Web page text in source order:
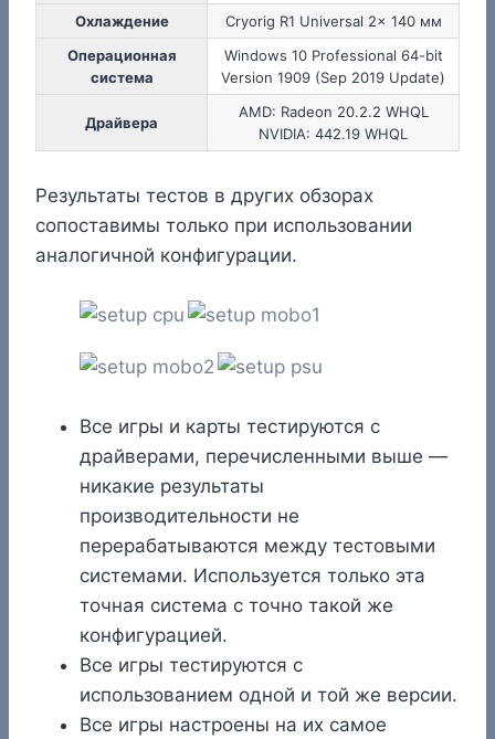
Охлаждение
Cryorig R1 Universal 2x 140 мм
Операционная
система
Windows 10 Professional 64-bit
Version 1909 (Sep 2019 Update)
Драйвера
AMD: Radeon 20.2.2 WHQL
NVIDIA: 442.19 WHQL
Результаты тестов в других обзорах
сопоставимы только при использовании
аналогичной конфигурации.
Все игры и карты тестируются с
драйверами, перечисленными выше —
никакие результаты
производительности не
перерабатываются между тестовыми
системами. Используется только эта
точная система с точно такой же
конфигурацией.
Все игры тестируются с
использованием одной и той же версии.
Все игры настроены на их самое